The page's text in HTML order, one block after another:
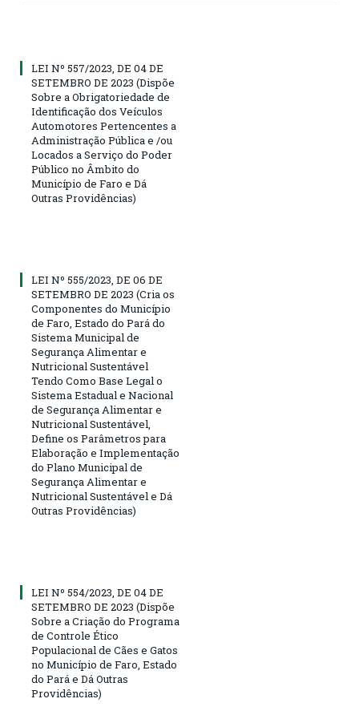
LEI Nº 557/2023, DE 04 DE
SETEMBRO DE 2023 (Dispõe
Sobre a Obrigatoriedade de
Identificação dos Veículos
Automotores Pertencentes a
Administração Pública e /ou
Locados a Serviço do Poder
Público no Âmbito do
Município de Faro e Dá
Outras Providências)
LEI Nº 555/2023, DE 06 DE
SETEMBRO DE 2023 (Cria os
Componentes do Município
de Faro, Estado do Pará do
Sistema Municipal de
Segurança Alimentar e
Nutricional Sustentável
Tendo Como Base Legal o
Sistema Estadual e Nacional
de Segurança Alimentar e
Nutricional Sustentável,
Define os Parâmetros para
Elaboração e Implementação
do Plano Municipal de
Segurança Alimentar e
Nutricional Sustentável e Dá
Outras Providências)
LEI Nº 554/2023, DE 04 DE
SETEMBRO DE 2023 (Dispõe
Sobre a Criação do Programa
de Controle Ético
Populacional de Cães e Gatos
no Município de Faro, Estado
do Pará e Dá Outras
Providências)